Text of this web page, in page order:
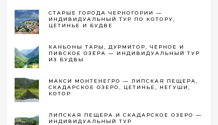
СТАРЫЕ ГОРОДА ЧЕРНОГОРИИ —
ИНДИВИДУАЛЬНЫЙ ТУР ПО КОТОРУ,
ЦЕТИНЬЕ И БУДВЕ
КАНЬОНЫ ТАРЫ, ДУРМИТОР, ЧЁРНОЕ И
ПИВСКОЕ ОЗЁРА — ИНДИВИДУАЛЬНЫЙ ТУР
ИЗ БУДВЫ
МАКСИ МОНТЕНЕГРО — ЛИПСКАЯ ПЕЩЕРА,
СКАДАРСКОЕ ОЗЕРО, ЦЕТИНЬЕ, НЕГУШИ,
КОТОР
ЛИПСКАЯ ПЕЩЕРА И СКАДАРСКОЕ ОЗЕРО —
ИНДИВИДУАЛЬНЫЙ ТУР